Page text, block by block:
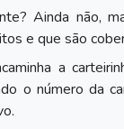
Ainda não,
e que são
a
o número da